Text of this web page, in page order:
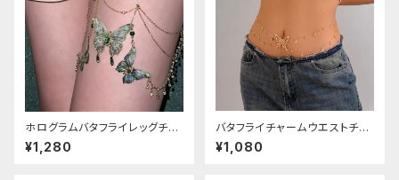
ホログラムバタフライレッグチェ
ーン
¥1,280
バタフライチャームウエストチェ
ーン
¥1,080